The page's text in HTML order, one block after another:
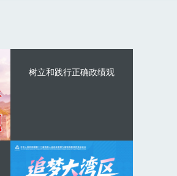
树立和践行正确政绩观